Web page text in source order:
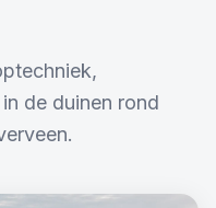
de duinen rond